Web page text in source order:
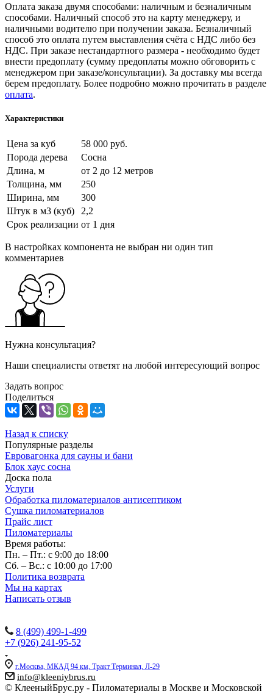
Оплата заказа двумя способами: наличным и безналичным
способами. Наличный способ это на карту менеджеру, и
наличными водителю при получении заказа. Безналичный
способ это оплата путем выставления счёта с НДС либо без
НДС. При заказе нестандартного размера - необходимо будет
внести предоплату (сумму предоплаты можно обговорить с
менеджером при заказе/консультации). За доставку мы всегда
берем предоплату. Более подробно можно прочитать в разделе
оплата.
Характеристики
Цена за куб
58 000 руб.
Порода дерева
Сосна
Длина, м
от 2 до 12 метров
Толщина, мм
250
Ширина, мм
300
Штук в м3 (куб)
2,2
Срок реализации от 1 дня
В настройках компонента не выбран ни один тип
комментариев
Нужна консультация?
Наши специалисты ответят на любой интересующий вопрос
Задать вопрос
Поделиться
Назад к списку
Популярные разделы
Евровагонка для сауны и бани
Блок хаус сосна
Доска пола
Услуги
Обработка пиломатериалов антисептиком
Сушка пиломатериалов
Прайс лист
Пиломатериалы
Время работы:
Пн. – Пт.: с 9:00 до 18:00
Сб. – Вс.: с 10:00 до 17:00
Политика возврата
Мы на картах
Написать отзыв
8 (499) 499-1-499
+7 (926) 241-95-52
г.Москва, МКАД 94 км, Тракт Терминал, Л-29
info@kleeniybrus.ru
© КлееныйБрус.ру - Пиломатериалы в Москве и Московской